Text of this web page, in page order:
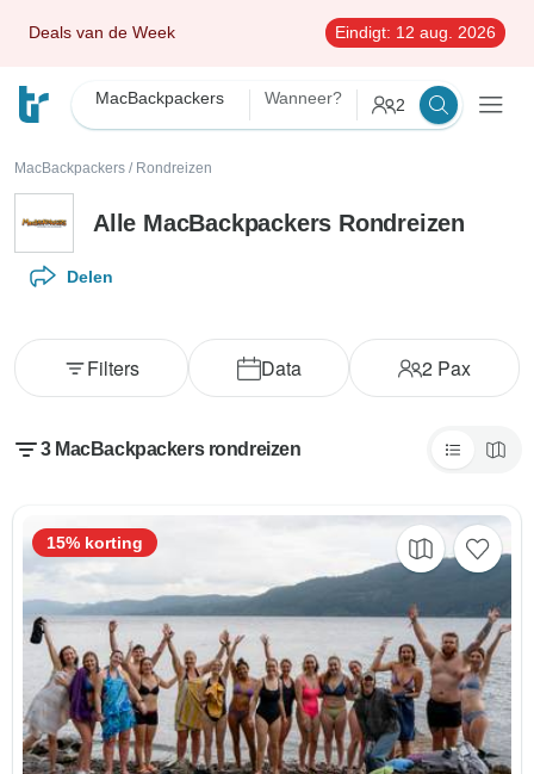
Deals van de Week Eindigt: 12 aug. 2026
MacBackpackers Wanneer? 2
MacBackpackers / Rondreizen
Alle MacBackpackers Rondreizen
Delen
Data 2 Pax
Filters
3 MacBackpackers rondreizen
15% korting